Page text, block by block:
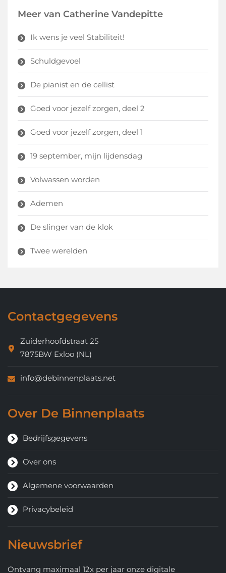
Meer van Catherine Vandepitte
Ik wens je veel Stabiliteit!
Schuldgevoel
De pianist en de cellist
Goed voor jezelf zorgen, deel 2
Goed voor jezelf zorgen, deel 1
19 september, mijn lijdensdag
Volwassen worden
Ademen
De slinger van de klok
Twee werelden
Contactgegevens
Zuiderhoofdstraat 25
7875BW Exloo (NL)
info@debinnenplaats.net
Over De Binnenplaats
Bedrijfsgegevens
Over ons
Algemene voorwaarden
Privacybeleid
Nieuwsbrief
Ontvang maximaal 12x per jaar onze digitale